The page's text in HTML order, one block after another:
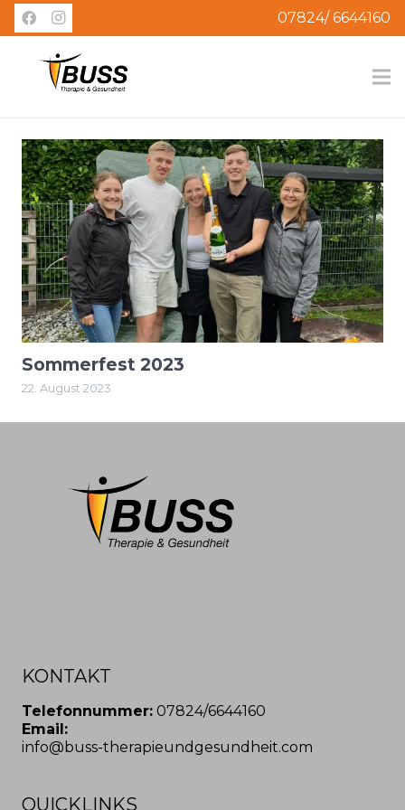
07824/ 6644160
Sommerfest 2023
22. August 2023
KONTAKT
Telefonnummer: 07824/6644160
Email:
info@buss-therapieundgesundheit.com
QUICKLINKS